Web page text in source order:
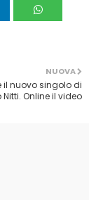
NUOVA
il nuovo singolo di
Nitti. Online il video